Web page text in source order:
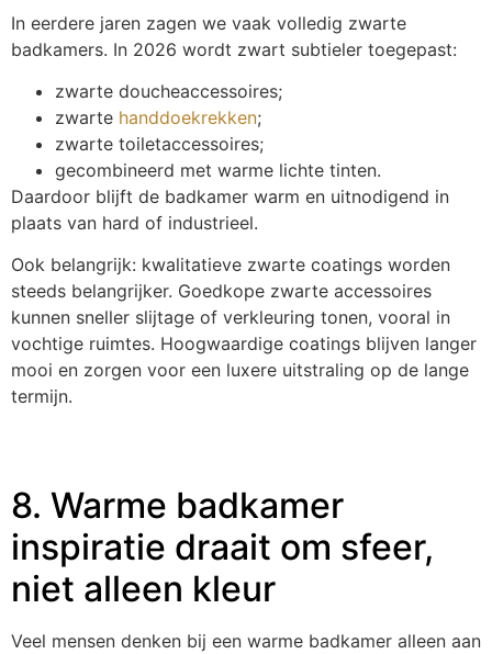
In eerdere jaren zagen we vaak volledig zwarte
badkamers. In 2026 wordt zwart subtieler toegepast:
zwarte doucheaccessoires;
zwarte handdoekrekken;
zwarte toiletaccessoires;
gecombineerd met warme lichte tinten.
Daardoor blijft de badkamer warm en uitnodigend in
plaats van hard of industrieel.
Ook belangrijk: kwalitatieve zwarte coatings worden
steeds belangrijker. Goedkope zwarte accessoires
kunnen sneller slijtage of verkleuring tonen, vooral in
vochtige ruimtes. Hoogwaardige coatings blijven langer
mooi en zorgen voor een luxere uitstraling op de lange
termijn.
8. Warme badkamer
inspiratie draait om sfeer,
niet alleen kleur
Veel mensen denken bij een warme badkamer alleen aan